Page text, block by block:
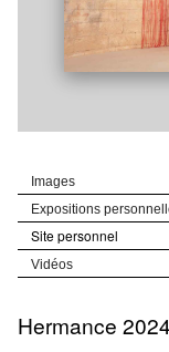
Hermance
Images
Expositions
Site personnel
Vidéos